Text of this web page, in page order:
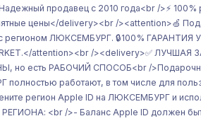
продавец с 2010 года<br />⚡️
цены</delivery><br /><attention>🍏
с регионом ЛЮКСЕМБУРГ. 🔒100%
attention><br /><delivery>✅
но есть РАБОЧИЙ СПОСОБ<br /
работают, в том числе для
регион Apple ID на ЛЮКСЕМБУРГ и
<br />- Баланс Apple ID должен